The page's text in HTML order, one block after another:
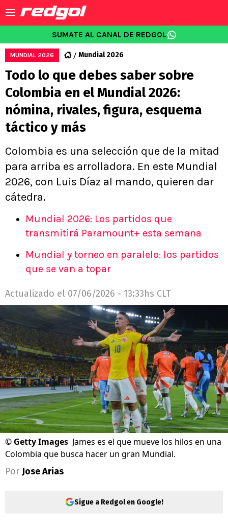
SUMATE AL CANAL DE REDGOL
MUNDIAL 2026 Mundial 2026
Todo lo que debes saber sobre
Colombia en el Mundial 2026:
nómina, rivales, figura, esquema
táctico y más
Colombia es una selección que de la mitad
para arriba es arrolladora. En este Mundial
2026, con Luis Díaz al mando, quieren dar
cátedra.
Mundial 2026: Los partidos que
transmitirá Paramount+ esta semana
Mundial y torneo en paralelo: los partidos
que se van a topar
Actualizado el 07/06/2026 - 13:33hs CLT
© Getty Images James es el que mueve los hilos en una
Colombia que busca hacer un gran Mundial.
Por Jose Arias
Sigue a Redgol en Google!